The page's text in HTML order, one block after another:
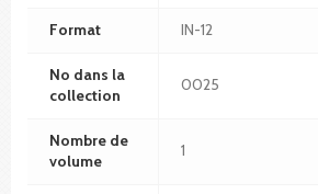
Format IN-12
No dans la
collection
0025
Nombre de
volume
1